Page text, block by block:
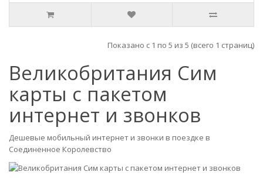
Показано с 1 по 5 из 5 (всего 1 страниц)
Великобритания Сим
карты с пакетом
интернет и звонков
Дешевые мобильный интернет и звонки в поездке в
Соединенное Королевство